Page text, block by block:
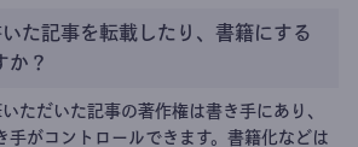
た記事を転載したり、書籍にする
か？
ただいた記事の著作権は書き手にあり、
手がコントロールできます。書籍化などは